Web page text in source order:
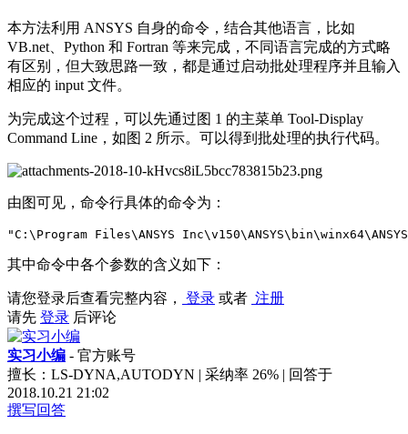
本方法利用 ANSYS 自身的命令，结合其他语言，比如
VB.net、Python 和 Fortran 等来完成，不同语言完成的方式略
有区别，但大致思路一致，都是通过启动批处理程序并且输入
相应的 input 文件。
为完成这个过程，可以先通过图 1 的主菜单 Tool-Display
Command Line，如图 2 所示。可以得到批处理的执行代码。
由图可见，命令行具体的命令为：
"C:\Program Files\ANSYS
其中命令中各个参数的含义如下：
请您登录后查看完整内容， 登录 或者 注册
请先 登录 后评论
实习小编 - 官方账号
擅长：LS-DYNA,AUTODYN | 采纳率 26% | 回答于
2018.10.21 21:02
撰写回答